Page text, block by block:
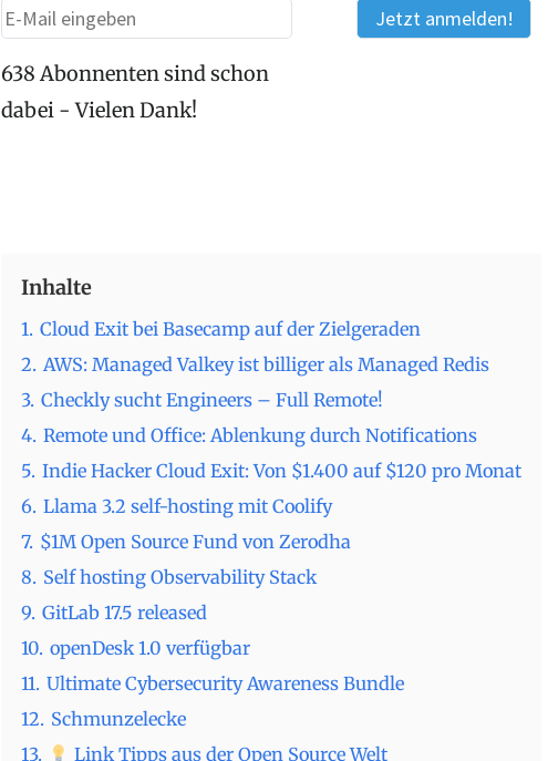
638 Abonnenten sind schon
dabei - Vielen Dank!
Inhalte
1. Cloud Exit bei Basecamp auf der Zielgeraden
2. AWS: Managed Valkey ist billiger als Managed Redis
3. Checkly sucht Engineers – Full Remote!
4. Remote und Office: Ablenkung durch Notifications
5. Indie Hacker Cloud Exit: Von $1.400 auf $120 pro Monat
6. Llama 3.2 self-hosting mit Coolify
7. $1M Open Source Fund von Zerodha
8. Self hosting Observability Stack
9. GitLab 17.5 released
10. openDesk 1.0 verfügbar
11. Ultimate Cybersecurity Awareness Bundle
12. Schmunzelecke
13.
Link Tipps aus der Open Source Welt